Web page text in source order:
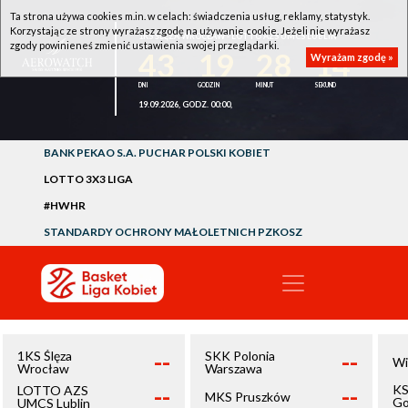
1KS ŚLĘZA WROCŁAW - LOTTO AZS UMCS LUBLIN
14
19.09.2026, GODZ. 00:00,
BANK PEKAO S.A. PUCHAR POLSKI KOBIET
LOTTO 3X3 LIGA
#HWHR
STANDARDY OCHRONY MAŁOLETNICH PZKOSZ
1KS Ślęza
Wrocław
--
LOTTO AZS
UMCS Lublin
--
SKK Polonia
Warszawa
--
MKS Pruszków --
Ta strona używa cookies m.in. w celach: świadczenia usług, reklamy, statystyk.
Korzystając ze strony wyrażasz zgodę na używanie cookie. Jeżeli nie wyrażasz
zgody powinieneś zmienić ustawienia swojej przeglądarki.
Wyrażam zgodę »